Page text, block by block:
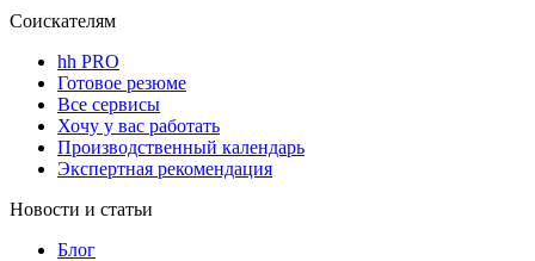
Соискателям
hh PRO
Готовое резюме
Все сервисы
Хочу у вас работать
Производственный календарь
Экспертная рекомендация
Новости и статьи
Блог